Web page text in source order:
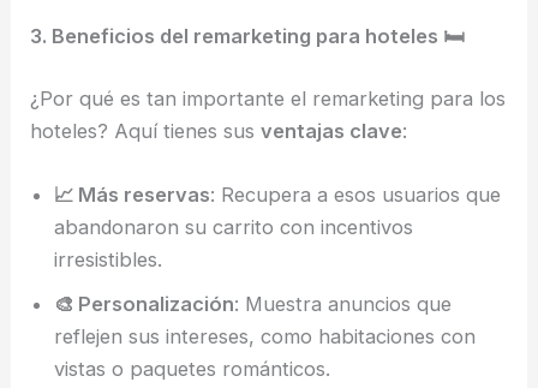
3. Beneficios del remarketing para hoteles 🛏️
¿Por qué es tan importante el remarketing para los
hoteles? Aquí tienes susventajas clave:
📈 Más reservas: Recupera a esos usuarios que
abandonaron su carrito con incentivos
irresistibles.
🎨 Personalización: Muestra anuncios que
reflejen sus intereses, como habitaciones con
vistas o paquetes románticos.